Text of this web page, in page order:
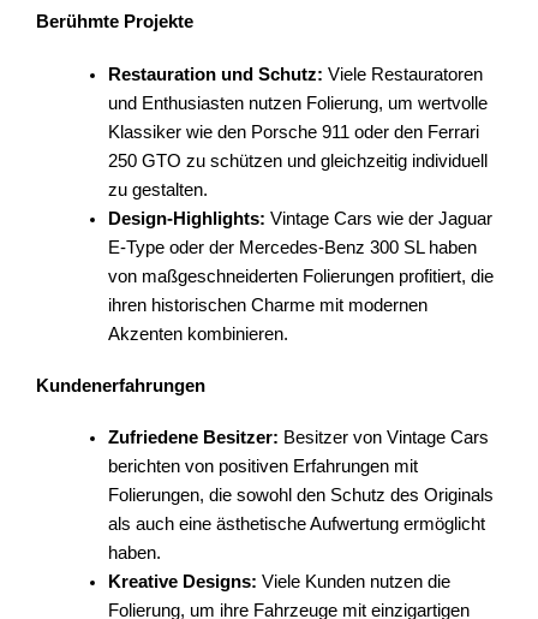
Berühmte Projekte
Restauration und Schutz: Viele Restauratoren
und Enthusiasten nutzen Folierung, um wertvolle
Klassiker wie den Porsche 911 oder den Ferrari
250 GTO zu schützen und gleichzeitig individuell
zu gestalten.
Design-Highlights: Vintage Cars wie der Jaguar
E-Type oder der Mercedes-Benz 300 SL haben
von maßgeschneiderten Folierungen profitiert, die
ihren historischen Charme mit modernen
Akzenten kombinieren.
Kundenerfahrungen
Zufriedene Besitzer: Besitzer von Vintage Cars
berichten von positiven Erfahrungen mit
Folierungen, die sowohl den Schutz des Originals
als auch eine ästhetische Aufwertung ermöglicht
haben.
Kreative Designs: Viele Kunden nutzen die
Folierung, um ihre Fahrzeuge mit einzigartigen